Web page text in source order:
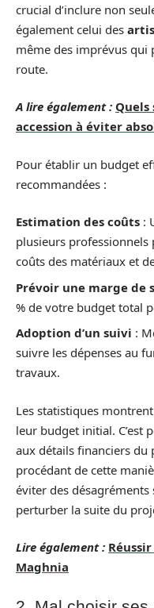
crucial d’inclure non
également celui des
même des imprévus qui
route.
A lire également :
accession à éviter
Pour établir un budget
recommandées :
Estimation des coûts :
plusieurs professionnels
coûts des matériaux et
Prévoir une marge de
% de votre budget total
Adoption d’un suivi :
suivre les dépenses au
travaux.
Les statistiques
leur budget initial. C’est
aux détails financiers du
procédant de cette
éviter des
perturber la suite du
Lire également :
Maghnia